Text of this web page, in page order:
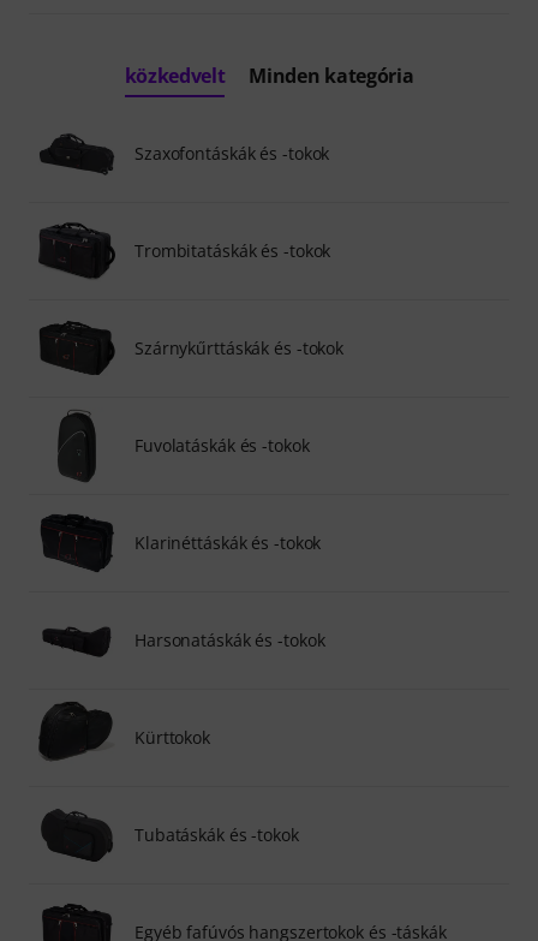
közkedvelt Minden kategória
Szaxofontáskák és -tokok
Trombitatáskák és -tokok
Szárnykűrttáskák és -tokok
Fuvolatáskák és -tokok
Klarinéttáskák és -tokok
Harsonatáskák és -tokok
Kürttokok
Tubatáskák és -tokok
Egyéb fafúvós hangszertokok és -táskák